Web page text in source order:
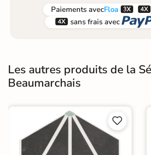
Paiements avecFloa  
 sans frais avec
Les autres produits de la
Beaumarchais

